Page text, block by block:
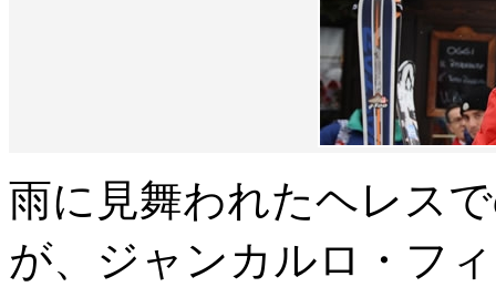
雨に見舞われたヘレス
が、ジャンカルロ・フ